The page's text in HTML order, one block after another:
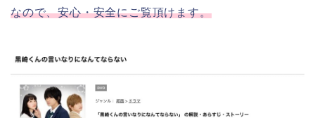
なので、安心・安全にご覧頂けます。